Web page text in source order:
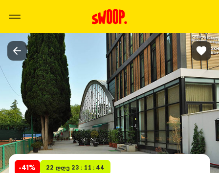
-41% 22 დღე 23 : 11 : 44